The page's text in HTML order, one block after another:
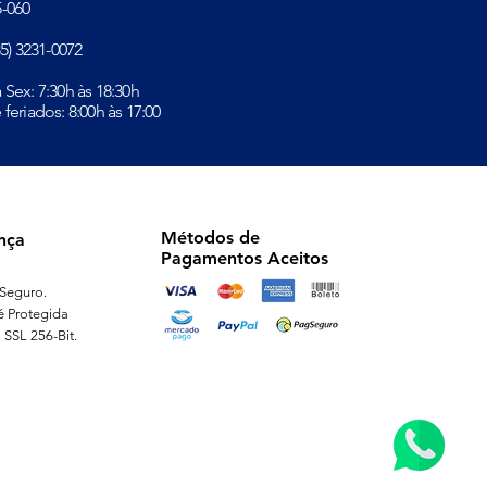
060​
3231-0072
Sex: 7:30h às 18:30h
feriados: 8:00h às 17:00
Protegida
256-Bit.
Métodos de
Pagamentos Aceitos